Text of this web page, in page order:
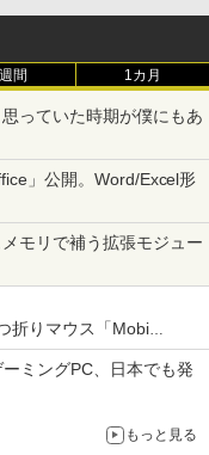
間 1カ月
っていた時期が僕にもあ
」公開。Word/Excel形
モリで補う拡張モジュー
折りマウス「Mobi
ミングPC、日本でも発
もっと見る